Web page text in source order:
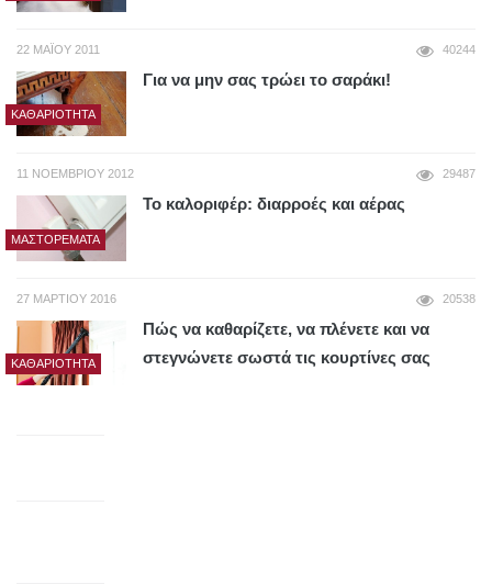
22 ΜΑΪ́ΟΥ 2011 40244
ΚΑΘΑΡΙΌΤΗΤΑ
Για να μην σας τρώει το σαράκι!
11 ΝΟΕΜΒΡΊΟΥ 2012 29487
ΜΑΣΤΟΡΈΜΑΤΑ
Το καλοριφέρ: διαρροές και αέρας
27 ΜΑΡΤΊΟΥ 2016 20538
ΚΑΘΑΡΙΌΤΗΤΑ
Πώς να καθαρίζετε, να πλένετε και να
στεγνώνετε σωστά τις κουρτίνες σας